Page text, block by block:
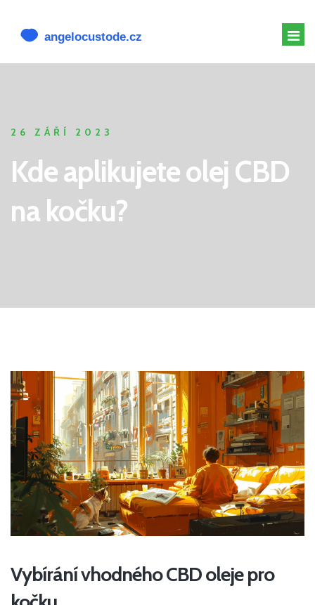
ALTERNATIVY K CBD
26 ZÁŘÍ 2023
Kde aplikujete olej CBD
na kočku?
Vybírání vhodného CBD oleje pro